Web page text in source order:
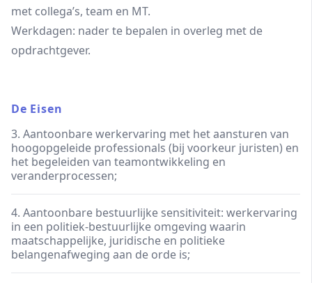
met collega’s, team en MT.
Werkdagen: nader te bepalen in overleg met de
opdrachtgever.
De Eisen
3. Aantoonbare werkervaring met het aansturen van
hoogopgeleide professionals (bij voorkeur juristen) en
het begeleiden van teamontwikkeling en
veranderprocessen;
4. Aantoonbare bestuurlijke sensitiviteit: werkervaring
in een politiek-bestuurlijke omgeving waarin
maatschappelijke, juridische en politieke
belangenafweging aan de orde is;